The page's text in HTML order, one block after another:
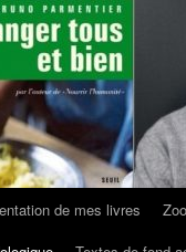
de mes livres